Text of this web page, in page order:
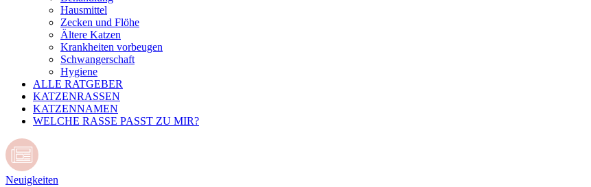
Hausmittel
Zecken und Flöhe
Ältere Katzen
Krankheiten vorbeugen
Schwangerschaft
Hygiene
ALLE RATGEBER
KATZENRASSEN
KATZENNAMEN
WELCHE RASSE PASST ZU MIR?
Neuigkeiten